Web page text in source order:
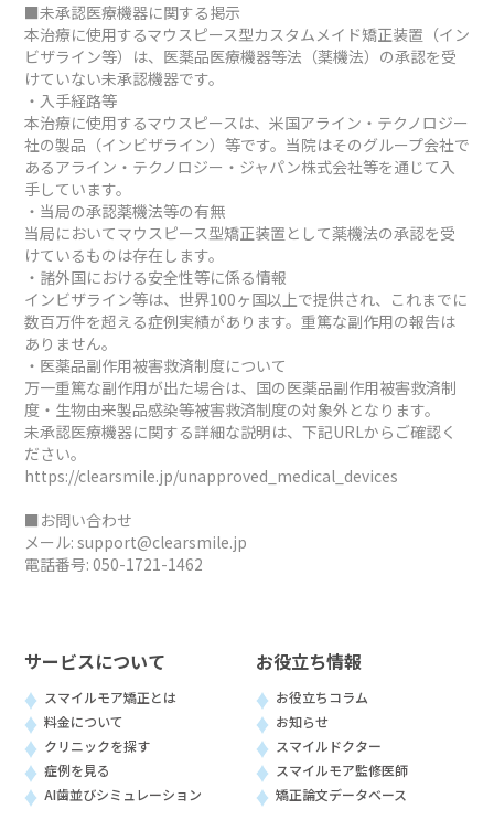
■未承認医療機器に関する掲示
本治療に使用するマウスピース型カスタムメイド矯正装置（イン
ビザライン等）は、医薬品医療機器等法（薬機法）の承認を受
けていない未承認機器です。
・入手経路等
本治療に使用するマウスピースは、米国アライン・テクノロジー
社の製品（インビザライン）等です。当院はそのグループ会社で
あるアライン・テクノロジー・ジャパン株式会社等を通じて入
手しています。
・当局の承認薬機法等の有無
当局においてマウスピース型矯正装置として薬機法の承認を受
けているものは存在します。
・諸外国における安全性等に係る情報
インビザライン等は、世界100ヶ国以上で提供され、これまでに
数百万件を超える症例実績があります。重篤な副作用の報告は
ありません。
・医薬品副作用被害救済制度について
万一重篤な副作用が出た場合は、国の医薬品副作用被害救済制
度・生物由来製品感染等被害救済制度の対象外となります。
未承認医療機器に関する詳細な説明は、下記URLからご確認く
ださい。
https://clearsmile.jp/unapproved_medical_devices
■お問い合わせ
メール: support@clearsmile.jp
電話番号: 050-1721-1462
サービスについて
スマイルモア矯正とは
料金について
クリニックを探す
症例を見る
AI歯並びシミュレーション
お役立ち情報
お役立ちコラム
お知らせ
スマイルドクター
スマイルモア監修医師
矯正論文データベース